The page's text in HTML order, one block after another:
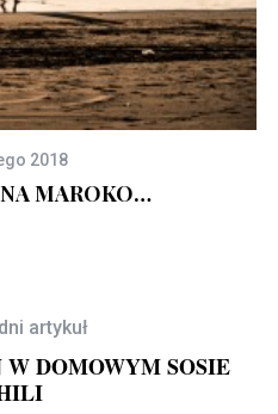
2018
MAROKO…
artykuł
DOMOWYM SOSIE